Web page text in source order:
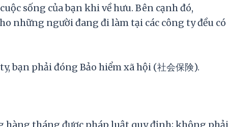
sống của bạn khi về hưu. Bên cạnh đó,
những người đang đi làm tại các công ty đều có
bạn phải đóng Bảo hiểm xã hội (社会保険).
hàng tháng được pháp luật quy định; không phải